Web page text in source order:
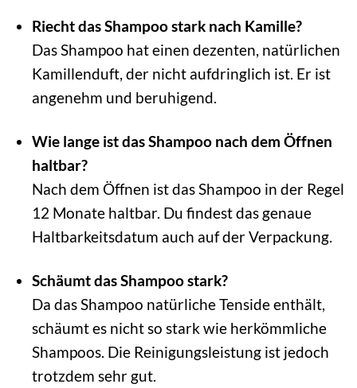
Riecht das Shampoo stark nach Kamille?
Das Shampoo hat einen dezenten, natürlichen
Kamillenduft, der nicht aufdringlich ist. Er ist
angenehm und beruhigend.
Wie lange ist das Shampoo nach dem Öffnen
haltbar?
Nach dem Öffnen ist das Shampoo in der Regel
12 Monate haltbar. Du findest das genaue
Haltbarkeitsdatum auch auf der Verpackung.
Schäumt das Shampoo stark?
Da das Shampoo natürliche Tenside enthält,
schäumt es nicht so stark wie herkömmliche
Shampoos. Die Reinigungsleistung ist jedoch
trotzdem sehr gut.